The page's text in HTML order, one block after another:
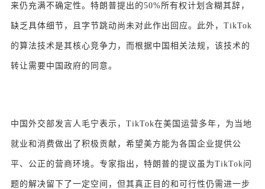
来仍充满不确定性。特朗普提出的50%所有权计划含糊其辞，
缺乏具体细节，且字节跳动尚未对此作出回应。此外，TikTok
的算法技术是其核心竞争力，而根据中国相关法规，该技术的
转让需要中国政府的同意。
中国外交部发言人毛宁表示，TikTok在美国运营多年，为当地
就业和消费做出了积极贡献，希望美方能为各国企业提供公
平、公正的营商环境。专家指出，特朗普的提议虽为TikTok问
题的解决留下了一定空间，但其真正目的和可行性仍需进一步